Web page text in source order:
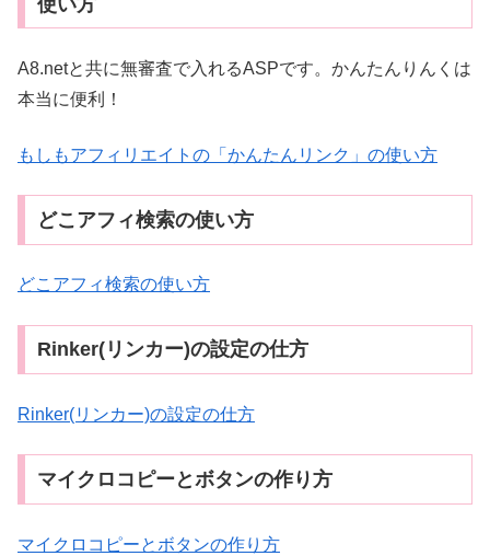
A8.netと共に無審査で入れるASPです。かんたんりんくは
本当に便利！
もしもアフィリエイトの「かんたんリンク」の使い方
どこアフィ検索の使い方
どこアフィ検索の使い方
Rinker(リンカー)の設定の仕方
Rinker(リンカー)の設定の仕方
マイクロコピーとボタンの作り方
マイクロコピーとボタンの作り方